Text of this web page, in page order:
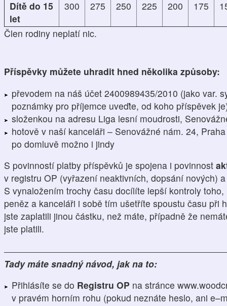
Dítě do 15
let
300 275 250 225 200 175
Člen rodiny neplatí nic.
Příspěvky můžete uhradit hned několika způsoby:
převodem na náš účet 2400989435/2010 (jako var.
poznámky pro příjemce uveďte, od koho příspěvek
složenkou na adresu Liga lesní moudrosti,
hotově v naší kanceláři – Senovážné nám. 24,
po domluvě možno i jindy
S povinností platby příspěvků je spojena i povinnost
v registru OP (vyřazení neaktivních, dopsání nových)
S vynaložením trochy času docílíte lepší kontroly
peněz a kanceláři i sobě tím ušetříte spoustu času při
jste zaplatili jinou částku, než máte, případně že
jste platili.
Tady máte snadný návod, jak na to:
Přihlásíte se do Registru OP na stránce
v pravém horním rohu (pokud neznáte heslo, ani